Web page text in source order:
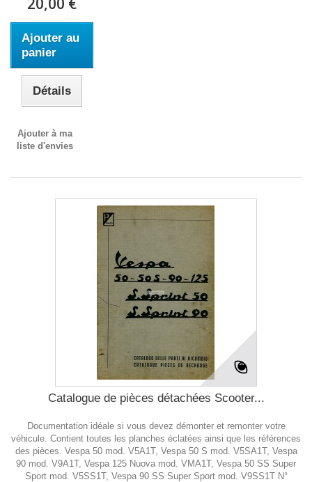
Ajouter au
panier
Détails
Ajouter à ma
liste d'envies
Catalogue de pièces détachées Scooter...
Documentation idéale si vous devez démonter et remonter votre
véhicule. Contient toutes les planches éclatées ainsi que les références
des pièces. Vespa 50 mod. V5A1T, Vespa 50 S mod. V5SA1T, Vespa
90 mod. V9A1T, Vespa 125 Nuova mod. VMA1T, Vespa 50 SS Super
Sport mod. V5SS1T, Vespa 90 SS Super Sport mod. V9SS1T N°